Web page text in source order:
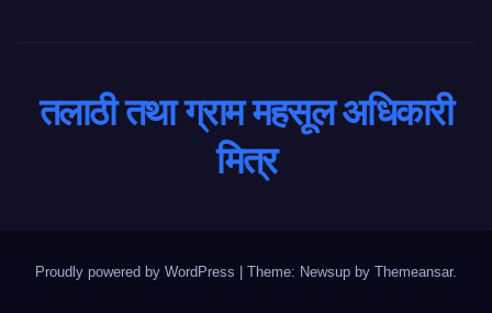
तलाठी तथा ग्राम महसूल अधिकारी
मित्र
Proudly powered by WordPress Theme: Newsup by Themeansar.